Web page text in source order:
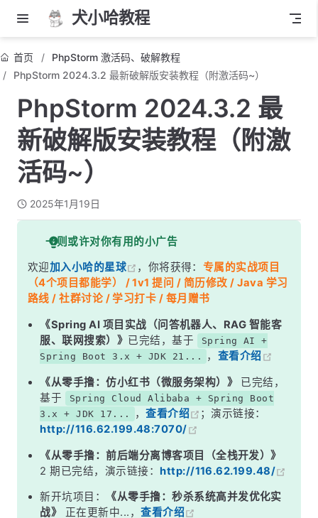
犬小哈教程
首页
PhpStorm 激活码、破解教程
PhpStorm 2024.3.2 最新破解版安装教程（附激活码~）
PhpStorm 2024.3.2 最
新破解版安装教程（附激
活码~）
2025年1月19日
一则或许对你有用的小广告
欢迎加入小哈的星球 ，你将获得： 专属的实战项目
（4个项目都能学） / 1v1 提问 / 简历修改 / Java 学习
路线 / 社群讨论 / 学习打卡 / 每月赠书
《Spring AI 项目实战（问答机器人、RAG 智能客
服、联网搜索）》 已完结，基于
Spring AI +
Spring Boot 3.x + JDK 21...
， 查看介绍
《从零手撸：仿小红书（微服务架构）》
已完结，
基于
Spring Cloud Alibaba + Spring Boot
3.x + JDK 17...
，查看介绍
；演示链接：
http://116.62.199.48:7070/
《从零手撸：前后端分离博客项目（全栈开发）》
2 期已完结，演示链接：http://116.62.199.48/
新开坑项目：
《从零手撸：秒杀系统高并发优化实
战》
正在更新中...，查看介绍